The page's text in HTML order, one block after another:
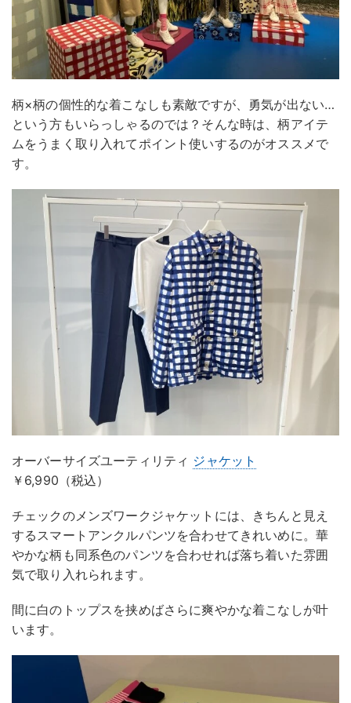
柄×柄の個性的な着こなしも素敵ですが、勇気が出ない…
という方もいらっしゃるのでは？そんな時は、柄アイテ
ムをうまく取り入れてポイント使いするのがオススメで
す。
オーバーサイズユーティリティ ジャケット
￥6,990（税込）
チェックのメンズワークジャケットには、きちんと見え
するスマートアンクルパンツを合わせてきれいめに。華
やかな柄も同系色のパンツを合わせれば落ち着いた雰囲
気で取り入れられます。
間に白のトップスを挟めばさらに爽やかな着こなしが叶
います。